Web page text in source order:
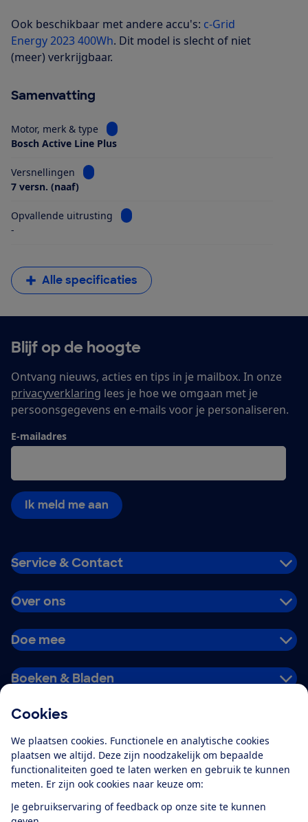
Cookies
We plaatsen cookies. Functionele en analytische cookies
plaatsen we altijd. Deze zijn noodzakelijk om bepaalde
functionaliteiten goed te laten werken en gebruik te kunnen
meten. Er zijn ook cookies naar keuze om:
Je gebruikservaring of feedback op onze site te kunnen
Ook beschikbaar met andere accu's: c-Grid
Energy 2023 400Wh. Dit model is slecht of niet
(meer) verkrijgbaar.
Samenvatting
Motor, merk & type
Bekijk informatie voor Motor, merk & type
Bosch Active Line Plus
Versnellingen
Bekijk informatie voor Versnellingen
7 versn. (naaf)
Opvallende uitrusting
Bekijk informatie voor Opvallende
-
Alle specificaties
Blijf op de hoogte
Ontvang nieuws, acties en tips in je mailbox. In onze
privacyverklaring lees je hoe we omgaan met je
persoonsgegevens en e-mails voor je personaliseren.
E-mailadres
Ik meld me aan
Service & Contact
Over ons
Doe mee
Boeken & Bladen
Alles over de
app